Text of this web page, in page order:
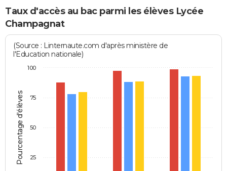
Taux d'accès au bac parmi les élèves Lycée
Champagnat
Pourcentage d'élèves
(Source : Linternaute.com d'après ministère de
l'Education nationale)
25
50
75
100